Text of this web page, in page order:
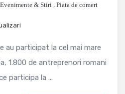
Evenimente & Stiri , Piata de comert
au participat la cel mai mare
1.800 de antreprenori romani
participa la ...